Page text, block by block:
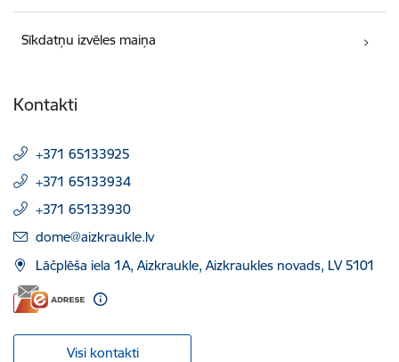
Sīkdatņu izvēles maiņa
Kontakti
+371 65133925
+371 65133934
+371 65133930
E-pasts:
dome@aizkraukle.lv
Lāčplēša iela 1A, Aizkraukle, Aizkraukles novads, LV 5101
Visi kontakti